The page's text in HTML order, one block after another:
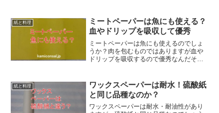
言えるのです。
紙と料理
ミートペーパーは魚にも使える？
血やドリップを吸収して優秀
ミートペーパーは魚にも使えるのでしょ
うか？肉を包むものではありますが血や
ドリップを吸収するので優秀なんだそう
保つ。ミートペーパーは魚にも使えて食
材全般の保存に役に立つようです。
紙と料理
ワックスペーパーは耐水！硫酸紙
と同じ品種なのか？
ワックスペーパーは耐水・耐油性があり